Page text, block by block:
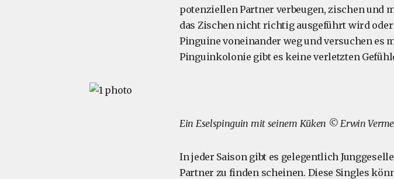
potenziellen Partner verbeugen, zischen und
das Zischen nicht richtig ausgeführt wird oder
Pinguine voneinander weg und versuchen es
Pinguinkolonie gibt es keine verletzten
Ein Eselspinguin mit seinem Küken © Erwin
In jeder Saison gibt es gelegentlich
Partner zu finden scheinen. Diese Singles